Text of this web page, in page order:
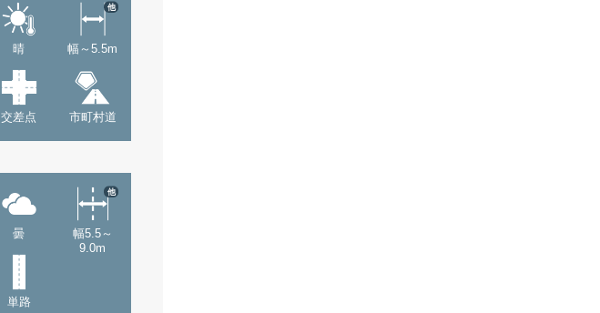
晴 幅～5.5m
他
交差点 市町村道
曇
幅5.5～
9.0m
他
単路